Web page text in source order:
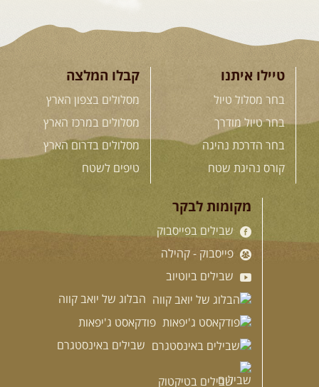
מי לא צריך בימים אלו קצת טבע ואנרגיות טובות .... מועדון ... [המשך]
12-13.08.2026
- בלדה בין כוכבים במכתש רמון-
למגוון רכבי שטח
בחרנו לילה מיוחד לטיול מיוחד! השמיים יהיו נקיים, הכוכבים ...
14.08.2026 שישי- מעיינות ואתגרים בצפון הרמה
מסלול חדש בצפון רמת הגולן בהובלת מדריך תושב האזור. המסלול ...[המשך]
15.08.2026 שבת - חדש! נופי הגליל ונחל צלמון
נצא מצומת גולנו למסע שטח מרתק בגליל. נבקר בקבר יתרו, ...
שישי-שבת
- מלח מים ושמים – טיולילה עם
האם אתם מחפשים חוויה מיוחדת בטבע? מחפשים חוויה שתעניק לכם ...
לכל הטיולים
מסעות בעולם
טיילו איתנו
בחר מסלול טיול
בחר טיול מודרך
בחר הדרכת נהיגה
קורס נהיגת שטח
קבלו המלצה
מסלולים בצפון הארץ
מסלולים במרכז הארץ
מסלולים בדרום הארץ
טיפים לשטח
מקומות לבקר
שבילים בפייסבוק
פייסבוק - קהילה
שבילים ביוטיוב
הבלוג של יואב קווה
פודקאסט ג'יפאות
שבילים באינסטגרם
שבילים בטיקטוק